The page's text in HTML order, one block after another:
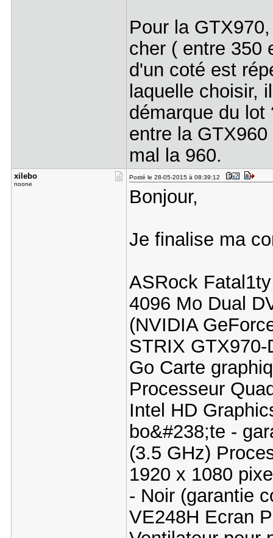
Pour la
cher ( entre 350
d'un coté est
laquelle choisir,
démarque du
entre la
mal la 960.
xilebo
noone
Posté le 28-05-2015 à 08:39:12
Bonjour,
Je finalise ma
ASRock
4096 Mo Dual
(NVIDIA
STRIX
Go Carte
Processeur
Intel HD
bo&#238;te -
(3.5 GHz)
1920 x 1080
- Noir (garantie
VE248H Ecran